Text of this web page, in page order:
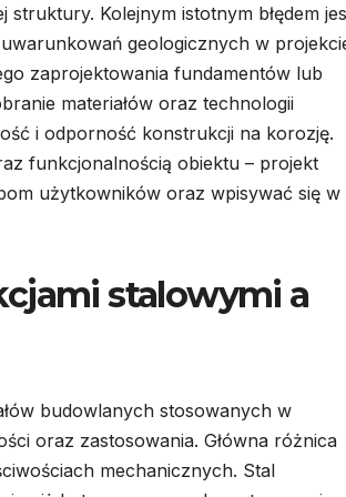
Kolejnym istotnym błędem
geologicznych w
zaprojektowania fundamentów lub
materiałów oraz technologii
i odporność konstrukcji na korozję.
funkcjonalnością obiektu – projekt
użytkowników oraz wpisywać się w
stalowymi a
budowlanych stosowanych w
oraz zastosowania. Główna różnica
mechanicznych. Stal